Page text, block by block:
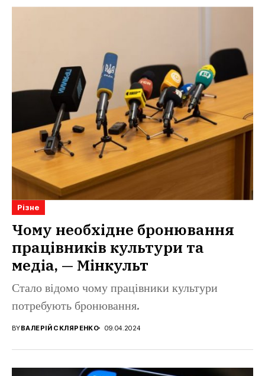
Різне
Чому необхідне бронювання
працівників культури та
медіа, — Мінкульт
Стало відомо чому працівники культури
потребують бронювання.
BYВАЛЕРІЙ СКЛЯРЕНКО 09.04.2024